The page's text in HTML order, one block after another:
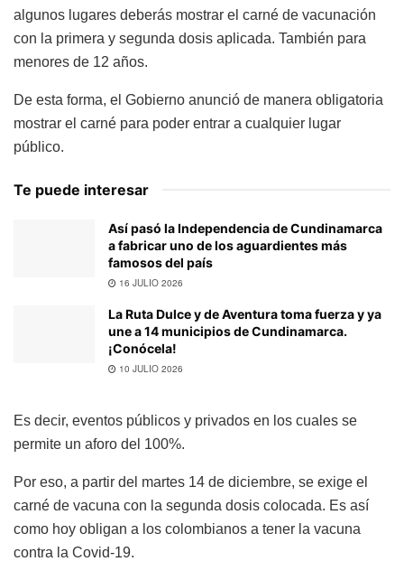
algunos lugares deberás mostrar el carné de vacunación
con la primera y segunda dosis aplicada. También para
menores de 12 años.
De esta forma, el Gobierno anunció de manera obligatoria
mostrar el carné para poder entrar a cualquier lugar
público.
Te puede interesar
Así pasó la Independencia de Cundinamarca
a fabricar uno de los aguardientes más
famosos del país
16 JULIO 2026
La Ruta Dulce y de Aventura toma fuerza y ya
une a 14 municipios de Cundinamarca.
¡Conócela!
10 JULIO 2026
Es decir, eventos públicos y privados en los cuales se
permite un aforo del 100%.
Por eso, a partir del martes 14 de diciembre, se exige el
carné de vacuna con la segunda dosis colocada. Es así
como hoy obligan a los colombianos a tener la vacuna
contra la Covid-19.